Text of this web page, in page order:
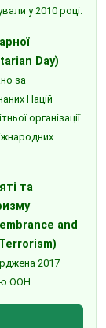
у 2010 році.
Day)
за
Націй
організації
та
and
2017
ООН.